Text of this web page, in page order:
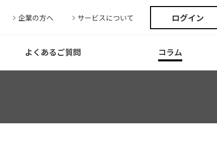
よくあるご質問 コラム
企業の方へ サービスについて ログイン